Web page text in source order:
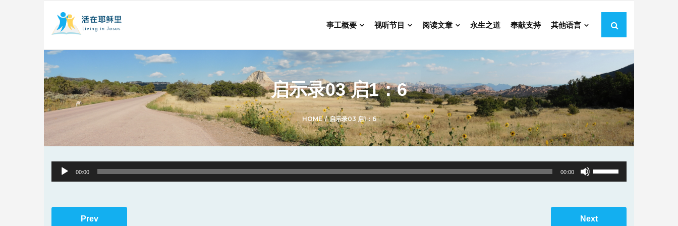
事工概要 视听节目 阅读文章 永生之道 奉献支持 其他语言
启示录03 启1：6
HOME/启示录03 启1：6
Audio
Player
00:00 00:00
Use
Up/Down
to
Prev Next